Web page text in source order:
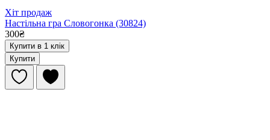
Хіт продаж
Настільна гра Словогонка (30824)
300₴
Купити в 1 клік
Купити